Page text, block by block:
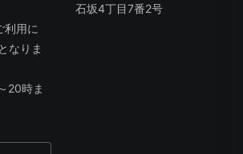
利用に
なりま
20時ま
石坂4丁目7番2号